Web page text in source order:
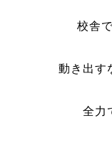
校舎
動き出す
全力